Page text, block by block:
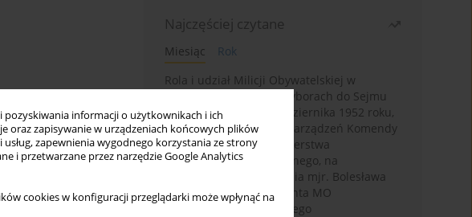
pozyskiwania informacji o użytkownikach i ich
oraz zapisywanie w urządzeniach końcowych plików
zapewnienia wygodnego korzystania ze strony
i przetwarzane przez narzędzie Google Analytics
cookies w konfiguracji przeglądarki może wpłynąć na
Najczęściej czytane
Miesiąc
Rok
Rola i udział Milicji Obywatelskiej w
kampanii wyborczej i wyborach do Sejmu
PRL I kadencji z 26 października 1952 roku,
w świetle wytycznych i zarządzeń Komendy
Głównej MO oraz Ministerstwa
Bezpieczeństwa Publicznego, na
przykładzie sprawozdania mjr. Bolesława
Wyszyńskiego komendanta MO
województwa olsztyńskiego